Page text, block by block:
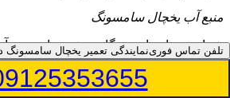
منبع آب یخچال سامسونگ
شما می توانید از دستگاه تصفیه برای منبع
کنید
در دفترچه راهنمای یخچال سامسونگ
تلفن تماس فورینمایندگی تعمیر یخچال سامسونگ